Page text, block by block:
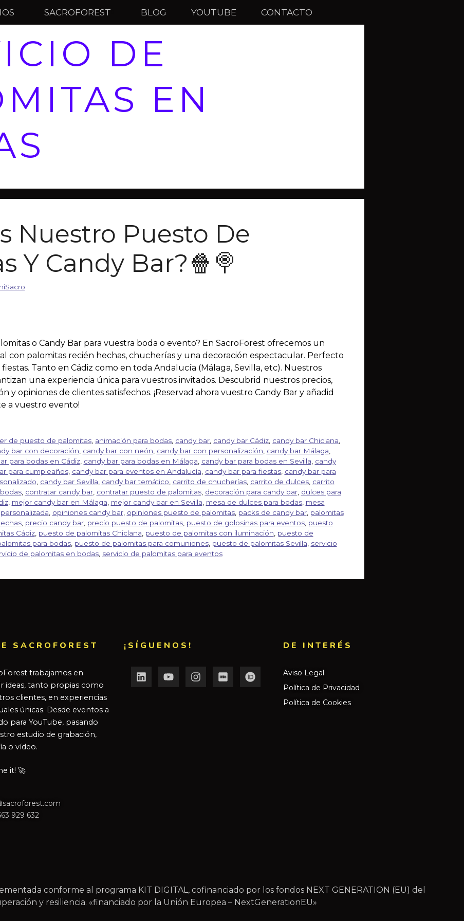
SACROFOREST BLOG YOUTUBE CONTACTO
DE
EN
Nuestro Puesto De
Y Candy Bar?🍿🍭
o Candy Bar para vuestra boda o evento? En SacroForest ofrecemos un
con palomitas recién hechas, chucherías y una decoración espectacular. Perfecto
Tanto en Cádiz como en toda Andalucía (Málaga, Sevilla, etc). Nuestros
una experiencia única para vuestros invitados. Descubrid nuestros precios,
y opiniones de clientes satisfechos. ¡Reservad ahora vuestro Candy Bar y añadid
a vuestro evento!
de puesto de palomitas animación para bodas candy bar candy bar Cádiz candy bar Chiclana
bar con decoración candy bar con neón candy bar con personalización candy bar Málaga
para bodas en Cádiz, candy bar para bodas en Málaga candy bar para bodas en Sevilla candy
para cumpleaños, candy bar para eventos en Andalucía candy bar para fiestas, candy bar para
candy bar Sevilla candy bar temático carrito de chucherías, carrito de dulces, carrito
, contratar candy bar, contratar puesto de palomitas, decoración para candy bar, dulces para
, mejor candy bar en Málaga mejor candy bar en Sevilla mesa de dulces para bodas, mesa
opiniones candy bar, opiniones puesto de palomitas, packs de candy bar, palomitas
, precio candy bar, precio puesto de palomitas, puesto de golosinas para eventos, puesto
Cádiz, puesto de palomitas Chiclana puesto de palomitas con iluminación puesto de
para bodas, puesto de palomitas para comuniones, puesto de palomitas Sevilla servicio
de palomitas en bodas, servicio de palomitas para eventos
SACROFOREST
trabajamos en
ideas, tanto propias como
clientes, en experiencias
únicas. Desde eventos a
para YouTube, pasando
estudio de grabación,
o vídeo.
it! 🚀
929 632
¡SÍGUENOS! DE INTERÉS​
Aviso Legal
Política de Privacidad
Política de Cookies
conforme al programa KIT DIGITAL, cofinanciado por los fondos NEXT GENERATION (EU) del
y resiliencia. «financiado por la Unión Europea – NextGenerationEU»